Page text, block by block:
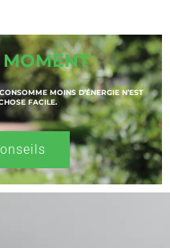
MOMENT
MOINS D’ÉNERGIE N’EST
FACILE.